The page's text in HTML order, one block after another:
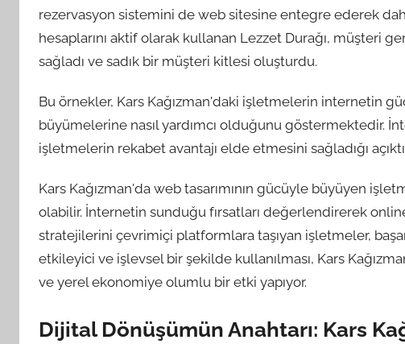
rezervasyon sistemini de web sitesine entegre ederek
hesaplarını aktif olarak kullanan Lezzet Durağı, müşteri
sağladı ve sadık bir müşteri kitlesi oluşturdu.
Bu örnekler, Kars Kağızman'daki işletmelerin internetin
büyümelerine nasıl yardımcı olduğunu göstermektedir.
işletmelerin rekabet avantajı elde etmesini sağladığı
Kars Kağızman'da web tasarımının gücüyle büyüyen
olabilir. İnternetin sunduğu fırsatları değerlendirerek
stratejilerini çevrimiçi platformlara taşıyan işletmeler,
etkileyici ve işlevsel bir şekilde kullanılması, Kars
ve yerel ekonomiye olumlu bir etki yapıyor.
Dijital Dönüşümün Anahtarı: Kars